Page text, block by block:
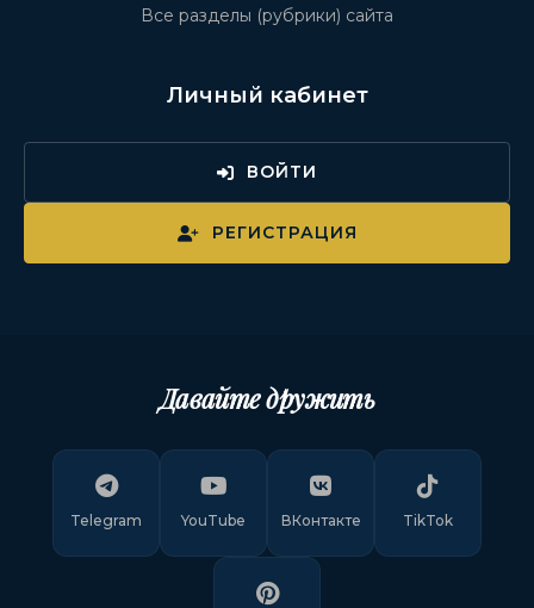
Все разделы (рубрики) сайта
Личный кабинет
ВОЙТИ
РЕГИСТРАЦИЯ
Давайте дружить
Telegram YouTube ВКонтакте TikTok